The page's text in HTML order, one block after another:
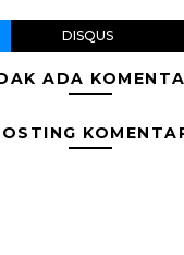
DISQUS
ADA